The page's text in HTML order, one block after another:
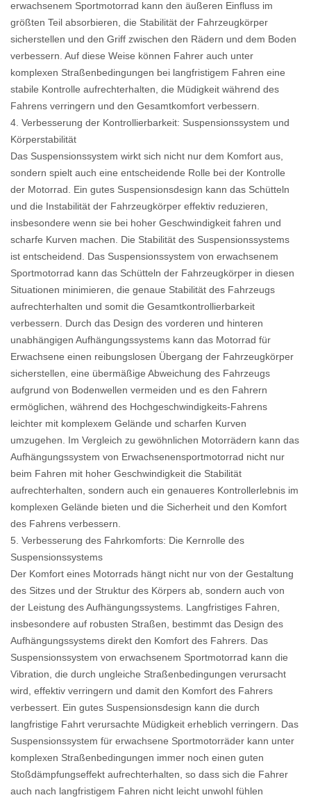
erwachsenem Sportmotorrad kann den äußeren Einfluss im
größten Teil absorbieren, die Stabilität der Fahrzeugkörper
sicherstellen und den Griff zwischen den Rädern und dem Boden
verbessern. Auf diese Weise können Fahrer auch unter
komplexen Straßenbedingungen bei langfristigem Fahren eine
stabile Kontrolle aufrechterhalten, die Müdigkeit während des
Fahrens verringern und den Gesamtkomfort verbessern.
4. Verbesserung der Kontrollierbarkeit: Suspensionssystem und
Körperstabilität
Das Suspensionssystem wirkt sich nicht nur dem Komfort aus,
sondern spielt auch eine entscheidende Rolle bei der Kontrolle
der Motorrad. Ein gutes Suspensionsdesign kann das Schütteln
und die Instabilität der Fahrzeugkörper effektiv reduzieren,
insbesondere wenn sie bei hoher Geschwindigkeit fahren und
scharfe Kurven machen. Die Stabilität des Suspensionssystems
ist entscheidend. Das Suspensionssystem von erwachsenem
Sportmotorrad kann das Schütteln der Fahrzeugkörper in diesen
Situationen minimieren, die genaue Stabilität des Fahrzeugs
aufrechterhalten und somit die Gesamtkontrollierbarkeit
verbessern. Durch das Design des vorderen und hinteren
unabhängigen Aufhängungssystems kann das Motorrad für
Erwachsene einen reibungslosen Übergang der Fahrzeugkörper
sicherstellen, eine übermäßige Abweichung des Fahrzeugs
aufgrund von Bodenwellen vermeiden und es den Fahrern
ermöglichen, während des Hochgeschwindigkeits-Fahrens
leichter mit komplexem Gelände und scharfen Kurven
umzugehen. Im Vergleich zu gewöhnlichen Motorrädern kann das
Aufhängungssystem von Erwachsenensportmotorrad nicht nur
beim Fahren mit hoher Geschwindigkeit die Stabilität
aufrechterhalten, sondern auch ein genaueres Kontrollerlebnis im
komplexen Gelände bieten und die Sicherheit und den Komfort
des Fahrens verbessern.
5. Verbesserung des Fahrkomforts: Die Kernrolle des
Suspensionssystems
Der Komfort eines Motorrads hängt nicht nur von der Gestaltung
des Sitzes und der Struktur des Körpers ab, sondern auch von
der Leistung des Aufhängungssystems. Langfristiges Fahren,
insbesondere auf robusten Straßen, bestimmt das Design des
Aufhängungssystems direkt den Komfort des Fahrers. Das
Suspensionssystem von erwachsenem Sportmotorrad kann die
Vibration, die durch ungleiche Straßenbedingungen verursacht
wird, effektiv verringern und damit den Komfort des Fahrers
verbessert. Ein gutes Suspensionsdesign kann die durch
langfristige Fahrt verursachte Müdigkeit erheblich verringern. Das
Suspensionssystem für erwachsene Sportmotorräder kann unter
komplexen Straßenbedingungen immer noch einen guten
Stoßdämpfungseffekt aufrechterhalten, so dass sich die Fahrer
auch nach langfristigem Fahren nicht leicht unwohl fühlen